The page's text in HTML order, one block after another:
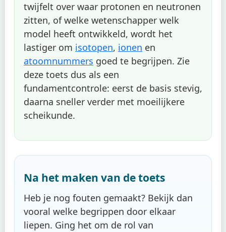
twijfelt over waar protonen en neutronen
zitten, of welke wetenschapper welk
model heeft ontwikkeld, wordt het
lastiger om isotopen, ionen en
atoomnummers goed te begrijpen. Zie
deze toets dus als een
fundamentcontrole: eerst de basis stevig,
daarna sneller verder met moeilijkere
scheikunde.
Na het maken van de toets
Heb je nog fouten gemaakt? Bekijk dan
vooral welke begrippen door elkaar
liepen. Ging het om de rol van